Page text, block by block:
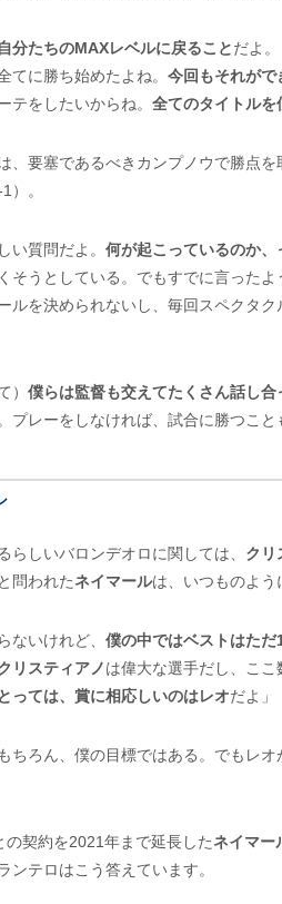
分たちのMAXレベルに戻ることだよ
てに勝ち始めたよね。 今回もそれがで
テをしたいからね。 全てのタイトルを
、要塞であるべきカンプノウで勝点
）。
い質問だよ。 何が起こっているのか
そうとしている。でもすでに言った
ルを決められないし、毎回スペクタ
） 僕らは監督も交えてたくさん話し合
プレーをしなければ、試合に勝つこと
らしいバロンデオロに関しては、 クリ
問われたネイマールは、いつものよう
ないけれど、 僕の中ではベストはた
リスティアノは偉大な選手だし、こ
っては、賞に相応しいのはレオだよ」
ちろん、僕の目標ではある。でもレ
の契約を2021年まで延長したネイマー
ンテロはこう答えています。